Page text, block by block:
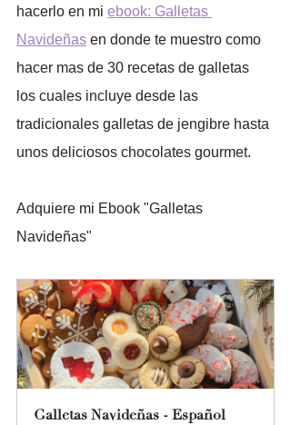
hacerlo en mi ebook: Galletas
Navideñas en donde te muestro como
hacer mas de 30 recetas de galletas
los cuales incluye desde las
tradicionales galletas de jengibre hasta
unos deliciosos chocolates gourmet.
Adquiere mi Ebook "Galletas
Navideñas"
Galletas Navideñas - Español